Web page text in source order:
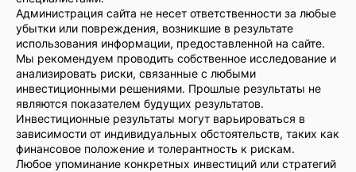
Администрация сайта не несет ответственности за любые
убытки или повреждения, возникшие в результате
использования информации, предоставленной на сайте.
Мы рекомендуем проводить собственное исследование и
анализировать риски, связанные с любыми
инвестиционными решениями. Прошлые результаты не
являются показателем будущих результатов.
Инвестиционные результаты могут варьироваться в
зависимости от индивидуальных обстоятельств, таких как
финансовое положение и толерантность к рискам.
Любое упоминание конкретных инвестиций или стратегий